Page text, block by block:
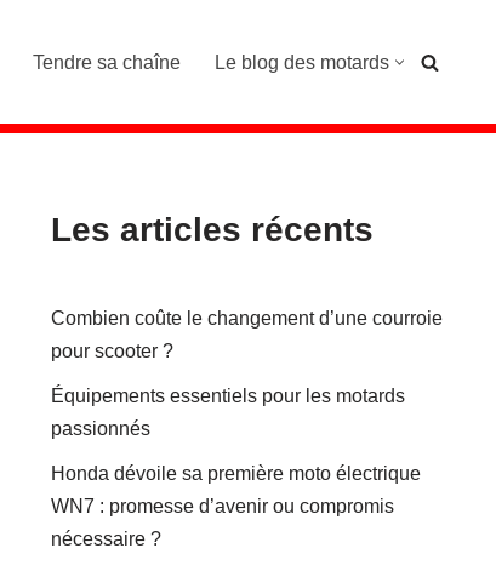
Tendre sa chaîne Le blog des motards
Les articles récents
Combien coûte le changement d’une courroie
pour scooter ?
Équipements essentiels pour les motards
passionnés
Honda dévoile sa première moto électrique
WN7 : promesse d’avenir ou compromis
nécessaire ?